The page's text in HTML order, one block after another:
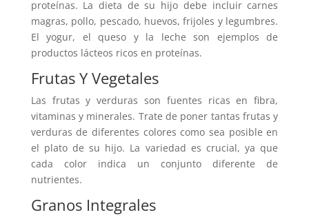
proteínas. La dieta de su hijo debe incluir carnes
magras, pollo, pescado, huevos, frijoles y legumbres.
El yogur, el queso y la leche son ejemplos de
productos lácteos ricos en proteínas.
Frutas Y Vegetales
Las frutas y verduras son fuentes ricas en fibra,
vitaminas y minerales. Trate de poner tantas frutas y
verduras de diferentes colores como sea posible en
el plato de su hijo. La variedad es crucial, ya que
cada color indica un conjunto diferente de
nutrientes.
Granos Integrales